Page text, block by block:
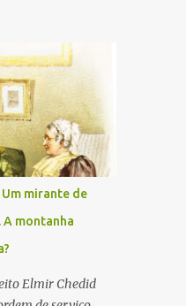
Negra by Tour
de ciclismo
o evento reunirá
do país e terá
municípios de
Alegre do Sul,
a segurança
diversos
da região
será na Rua
Um mirante de
montanha
Elmir Chedid